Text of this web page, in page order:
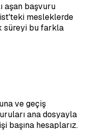
aşan başvuru
mesleklerde
süreyi bu farkla
ve geçiş
ana dosyayla
başına hesaplarız.